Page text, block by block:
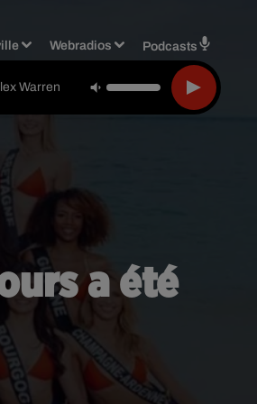
Webradios Podcasts
Warren
a été